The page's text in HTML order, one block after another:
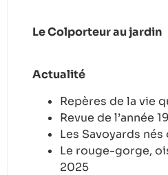
Le Colporteur au jardin
Actualité
Repères de la vie
Revue de l’année
Les Savoyards
Le rouge-gorge,
2025